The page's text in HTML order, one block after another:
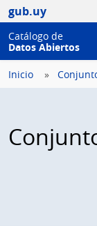
gub.uy
Catálogo de
Datos Abiertos
Inicio